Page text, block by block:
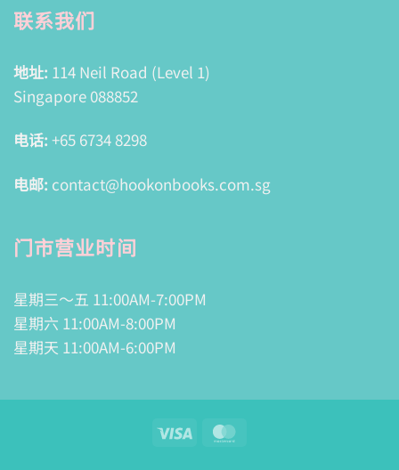
联系我们
地址: 114 Neil Road (Level 1)
Singapore 088852
电话: +65 6734 8298
电邮: contact@hookonbooks.com.sg
门市营业时间
星期三～五 11:00AM-7:00PM
星期六 11:00AM-8:00PM
星期天 11:00AM-6:00PM
Visa